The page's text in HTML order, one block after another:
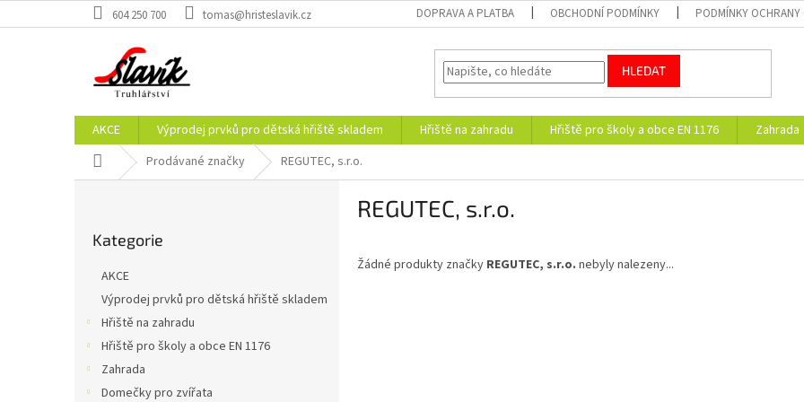
na
604 250 700 tomas@hristeslavik.cz DOPRAVA A PLATBA OBCHODNÍ PODMÍNKY PODMÍNKY OCHRANY
HLEDAT
AKCE Výprodej prvků pro dětská hřiště skladem Hřiště na zahradu Hřiště pro školy a obce EN 1176 Zahrada
Domů Prodávané značky REGUTEC, s.r.o.
kategorie
Kategorie
AKCE
Výprodej prvků pro dětská hřiště skladem
Hřiště na zahradu
Hřiště pro školy a obce EN 1176
Zahrada
Domečky pro zvířata
REGUTEC, s.r.o.
Žádné produkty značky REGUTEC, s.r.o. nebyly nalezeny...